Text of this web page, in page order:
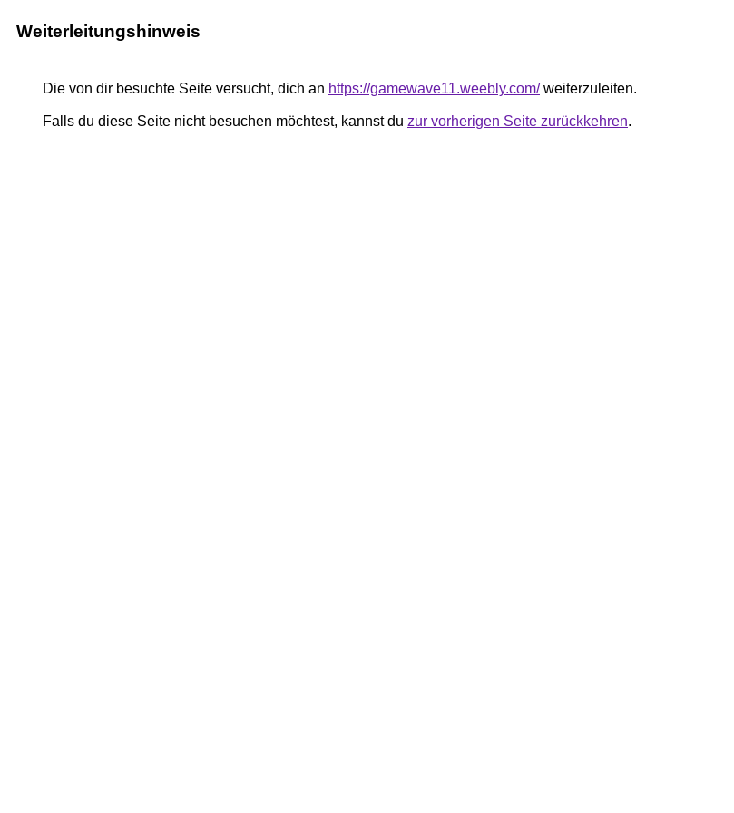
Weiterleitungshinweis
Die von dir besuchte Seite versucht, dich an https://gamewave11.weebly.com/weiterzuleiten.
Falls du diese Seite nicht besuchen möchtest, kannst du zur vorherigen Seite zurückkehren.